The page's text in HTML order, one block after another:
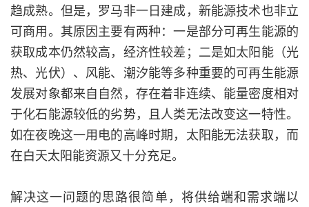
趋成熟。但是，罗马非一日建成，新能源技术也非立
可商用。其原因主要有两种：一是部分可再生能源的
获取成本仍然较高，经济性较差；二是如太阳能（光
热、光伏）、风能、潮汐能等多种重要的可再生能源
发展对象都来自自然，存在着非连续、能量密度相对
于化石能源较低的劣势，且人类无法改变这一特性。
如在夜晚这一用电的高峰时期，太阳能无法获取，而
在白天太阳能资源又十分充足。
解决这一问题的思路很简单，将供给端和需求端以